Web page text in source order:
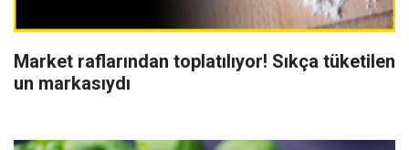
Market raflarından toplatılıyor! Sıkça tüketilen
un markasıydı